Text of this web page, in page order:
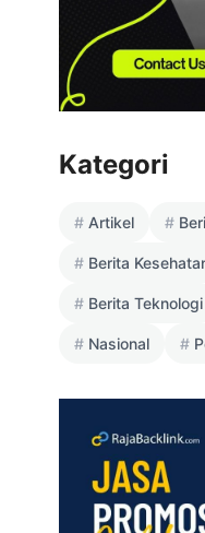
Kategori
Artikel
Berita
Berita Teknologi
Nasional